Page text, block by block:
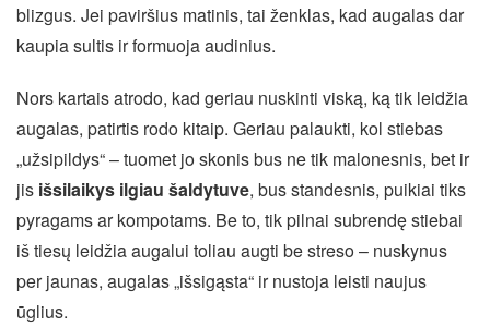
blizgus. Jei paviršius matinis, tai ženklas, kad augalas dar
kaupia sultis ir formuoja audinius.
Nors kartais atrodo, kad geriau nuskinti viską, ką tik leidžia
augalas, patirtis rodo kitaip. Geriau palaukti, kol stiebas
„užsipildys“ – tuomet jo skonis bus ne tik malonesnis, bet ir
jis išsilaikys ilgiau šaldytuve, bus standesnis, puikiai tiks
pyragams ar kompotams. Be to, tik pilnai subrendę stiebai
iš tiesų leidžia augalui toliau augti be streso – nuskynus
per jaunas, augalas „išsigąsta“ ir nustoja leisti naujus
ūglius.